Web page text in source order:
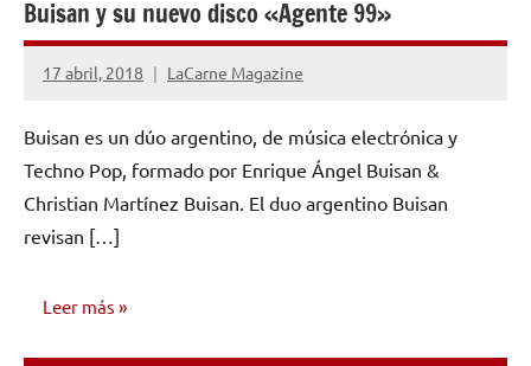
Buisan y su nuevo disco «Agente 99»
17 abril, 2018 LaCarne Magazine
No
comentarios
Buisan es un dúo argentino, de música electrónica y
Techno Pop, formado por Enrique Ángel Buisan &
Christian Martínez Buisan. El duo argentino Buisan
revisan […]
Leer más